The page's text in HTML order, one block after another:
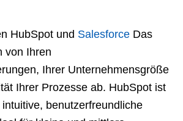
HubSpot und Salesforce Das
von Ihren
Ihrer Unternehmensgröße
Ihrer Prozesse ab. HubSpot ist
benutzerfreundliche